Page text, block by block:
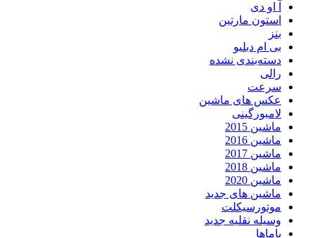
آ او دی
استون مارتین
بنز
بی ام دبلیو
دسته‌بندی نشده
رالی
سرعت
عکس های ماشین
لامبورگینی
ماشین 2015
ماشین 2016
ماشین 2017
ماشین 2018
ماشین 2020
ماشین های جدید
موتورسیکلت
وسیله نقلیه جدید
یاماها